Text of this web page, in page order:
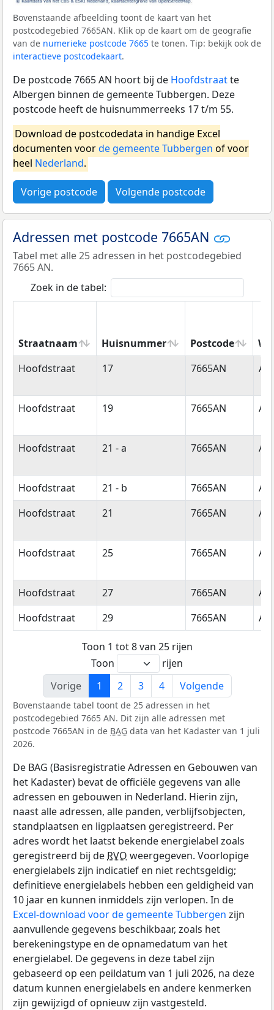
Bovenstaande afbeelding toont de kaart van het
postcodegebied 7665AN. Klik op de kaart om de geografie
van de numerieke postcode 7665 te tonen. Tip: bekijk ook de
interactieve postcodekaart.
De postcode 7665 AN hoort bij de Hoofdstraatte
Albergen binnen de gemeente Tubbergen. Deze
postcode heeft de huisnummerreeks 17 t/m 55.
Download de postcodedata in handige Excel
documenten voorde gemeente Tubbergen of voor
heel Nederland.
Vorige postcode Volgende postcode
Adressen met postcode 7665AN
Tabel met alle 25 adressen in het postcodegebied
7665 AN.
Zoek in de tabel:
Straatnaam Huisnummer Postcode
Straatnaam
Huisnummer Postcode
Hoofdstraat 17 7665AN
Hoofdstraat 19 7665AN
Hoofdstraat 21 - a 7665AN
Hoofdstraat 21 - b 7665AN
Hoofdstraat
21 7665AN
Hoofdstraat 25 7665AN
Hoofdstraat 27 7665AN
Hoofdstraat
29 7665AN
Toon 1 tot 8 van 25 rijen
Toon
rijen
Vorige
1 2 3 4 Volgende
Bovenstaande tabel toont de 25 adressen in het
postcodegebied 7665 AN. Dit zijn alle adressen met
postcode 7665AN in de BAG data van het Kadaster van 1 juli
2026.
De BAG (Basisregistratie Adressen en Gebouwen van
het Kadaster) bevat de officiële gegevens van alle
adressen en gebouwen in Nederland. Hierin zijn,
naast alle adressen, alle panden, verblijfsobjecten,
standplaatsen en ligplaatsen geregistreerd. Per
adres wordt het laatst bekende energielabel zoals
geregistreerd bij de RVO weergegeven. Voorlopige
energielabels zijn indicatief en niet rechtsgeldig;
definitieve energielabels hebben een geldigheid van
10 jaar en kunnen inmiddels zijn verlopen. In de
Excel-download voor de gemeente Tubbergen zijn
aanvullende gegevens beschikbaar, zoals het
berekeningstype en de opnamedatum van het
energielabel. De gegevens in deze tabel zijn
gebaseerd op een peildatum van 1 juli 2026, na deze
datum kunnen energielabels en andere kenmerken
zijn gewijzigd of opnieuw zijn vastgesteld.